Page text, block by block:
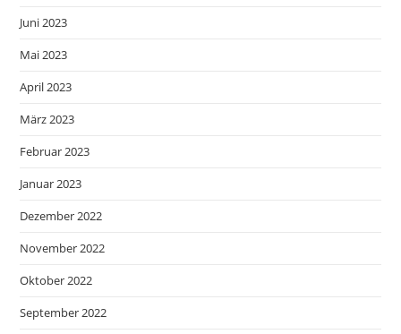
Juni 2023
Mai 2023
April 2023
März 2023
Februar 2023
Januar 2023
Dezember 2022
November 2022
Oktober 2022
September 2022